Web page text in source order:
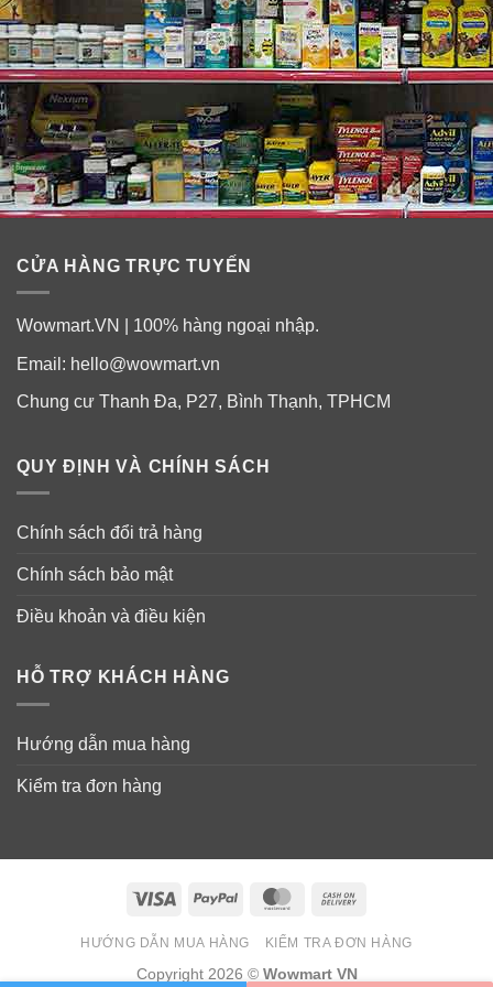
Kirkland.
Thành phần bột bổ sung chất sơ vị cam
CỬA HÀNG TRỰC TUYẾN
Wowmart.VN | 100% hàng ngoại nhập.
Email: hello@wowmart.vn
Chung cư Thanh Đa, P27, Bình Thạnh, TPHCM
QUY ĐỊNH VÀ CHÍNH SÁCH
Chính sách đổi trả hàng
Chính sách bảo mật
Điều khoản và điều kiện
HỖ TRỢ KHÁCH HÀNG
Hướng dẫn mua hàng
Kiểm tra đơn hàng
Visa PayPal MasterCard
Delivery
HƯỚNG DẪN MUA HÀNG KIỂM TRA ĐƠN HÀNG
Copyright 2026 © Wowmart VN